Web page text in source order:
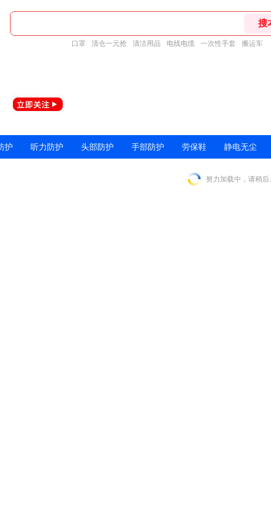
口罩 清仓一元抢 清洁用品 电线电缆 一次性手套 搬运车
护 听力防护 头部防护 手部防护 劳保鞋 静电无尘
努力加载中，请稍后